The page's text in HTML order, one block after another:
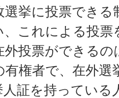
選挙に投票できる
これによる投票
外投票ができるの
有権者で、在外選
人証を持っている